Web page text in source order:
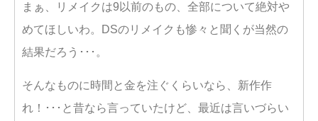
まぁ、リメイクは9以前のもの、全部について絶対や
めてほしいわ。DSのリメイクも惨々と聞くが当然の
結果だろう･･･。
そんなものに時間と金を注ぐくらいなら、新作作
れ！･･･と昔なら言っていたけど、最近は言いづらい